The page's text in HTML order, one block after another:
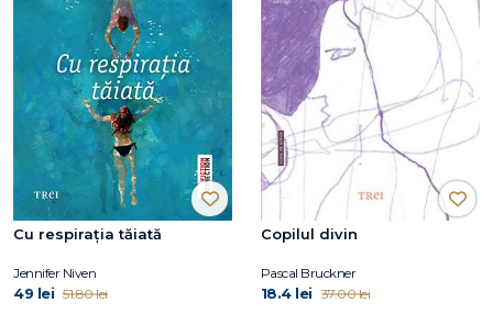
Cu respirația tăiată
Jennifer Niven
49 lei 51.80 lei
Copilul divin
Pascal Bruckner
18.4 lei 37.00 lei